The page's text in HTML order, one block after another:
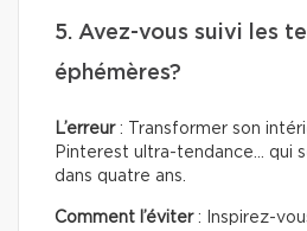
5. Avez-vous suivi les
éphémères?
L’erreur: Transformer son
Pinterest ultra-tendance… qui
dans quatre ans.
Comment l’éviter: Inspirez-